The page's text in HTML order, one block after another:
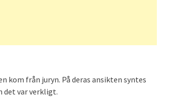
kom från juryn. På deras ansikten syntes
det var verkligt.